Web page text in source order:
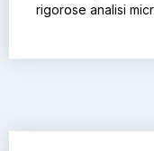
rigorose analisi